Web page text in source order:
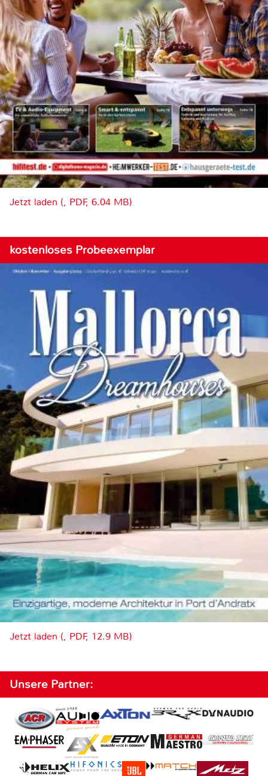
Jetzt laden (, PDF, 6.04 MB)
kostenloses Probeexemplar
Jetzt laden (, PDF, 12.9 MB)
Unsere Partner: